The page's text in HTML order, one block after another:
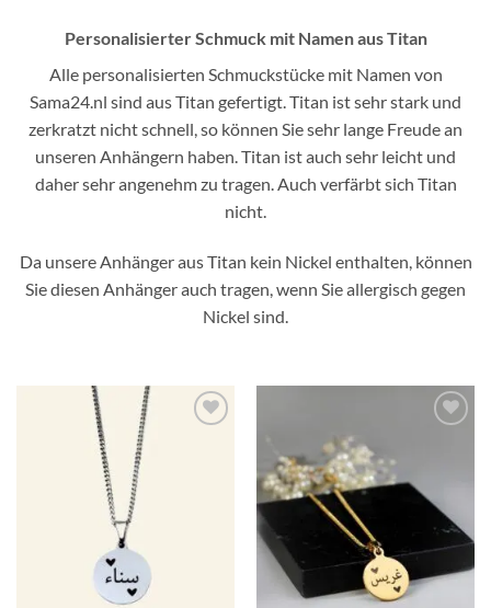
Personalisierter Schmuck mit Namen aus Titan
Alle personalisierten Schmuckstücke mit Namen von
Sama24.nl sind aus Titan gefertigt. Titan ist sehr stark und
zerkratzt nicht schnell, so können Sie sehr lange Freude an
unseren Anhängern haben. Titan ist auch sehr leicht und
daher sehr angenehm zu tragen. Auch verfärbt sich Titan
nicht.
Da unsere Anhänger aus Titan kein Nickel enthalten, können
Sie diesen Anhänger auch tragen, wenn Sie allergisch gegen
Nickel sind.